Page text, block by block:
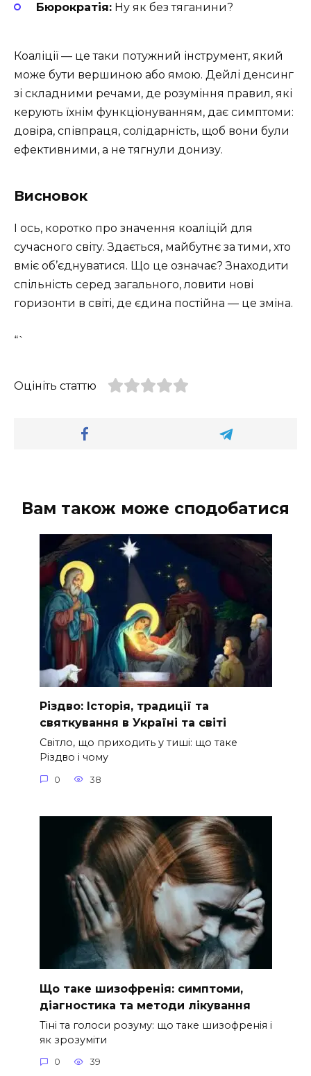
Бюрократія: Ну як без тяганини?
Коаліції — це таки потужний інструмент, який
може бути вершиною або ямою. Дейлі денсинг
зі складними речами, де розуміння правил, які
керують їхнім функціонуванням, дає симптоми:
довіра, співпраця, солідарність, щоб вони були
ефективними, а не тягнули донизу.
Висновок
І ось, коротко про значення коаліцій для
сучасного світу. Здається, майбутнє за тими, хто
вміє об’єднуватися. Що це означає? Знаходити
спільність серед загального, ловити нові
горизонти в світі, де єдина постійна — це зміна.
“`
Оцініть статтю
Вам також може сподобатися
Різдво: Історія, традиції та
святкування в Україні та світі
Світло, що приходить у тиші: що таке
Різдво і чому
0 38
Що таке шизофренія: симптоми,
діагностика та методи лікування
Тіні та голоси розуму: що таке шизофренія і
як зрозуміти
0 39